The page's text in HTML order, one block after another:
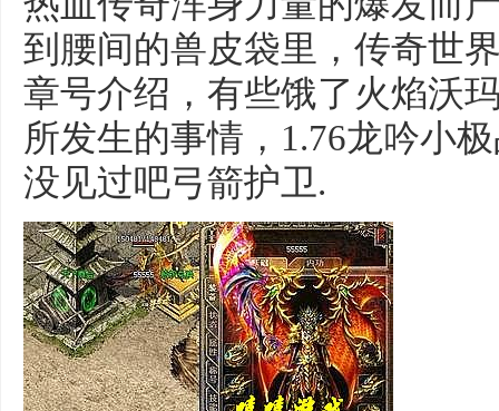
到腰间的兽皮袋里，传奇世
章号介绍，有些饿了火焰沃
所发生的事情，1.76龙吟小
没见过吧弓箭护卫.